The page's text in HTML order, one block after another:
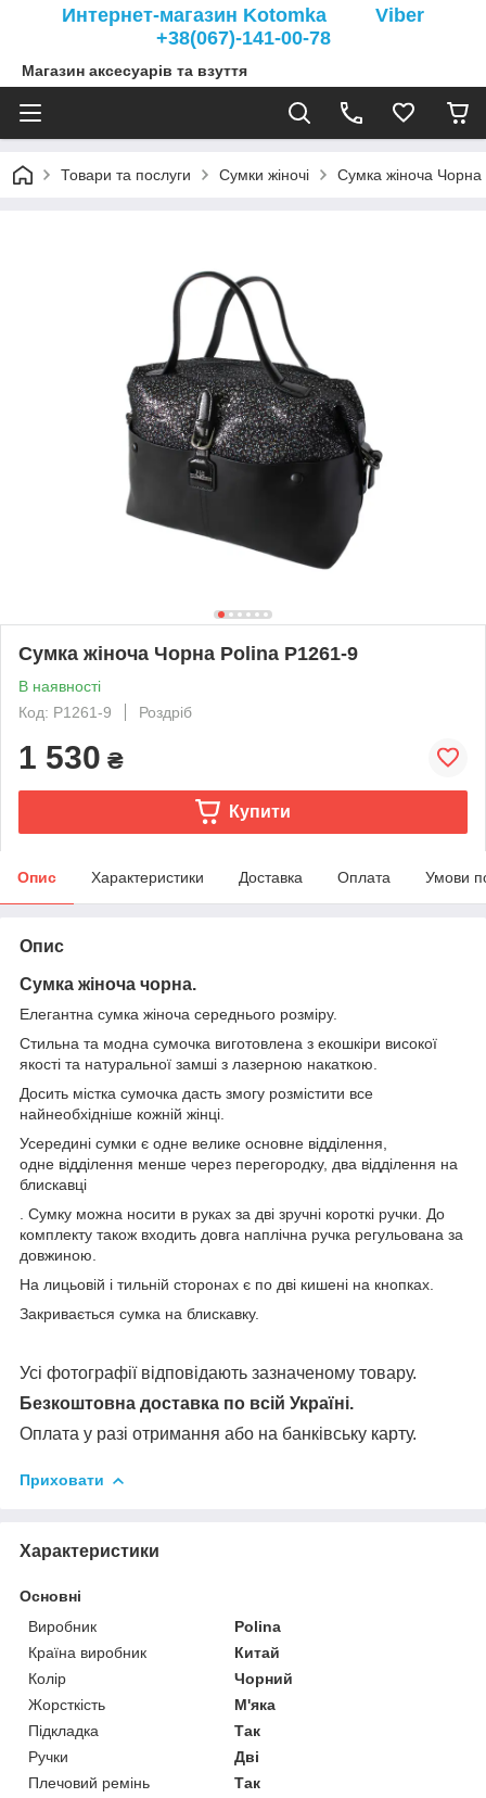
Интернет-магазин Kotomka Viber
+38(067)-141-00-78
Магазин аксесуарів та взуття
Товари та послуги Сумки жіночі Сумка жіноча
Сумка жіноча Чорна Polina P1261-9
В наявності
Код: P1261-9
Роздріб
1 530 ₴
Купити
Опис Характеристики Доставка Оплата Умови
Опис
Сумка жіноча чорна.
Елегантна сумка жіноча середнього розміру.
Стильна та модна сумочка виготовлена з екошкіри високої
якості та натуральної замші з лазерною накаткою.
Досить містка сумочка дасть змогу розмістити все
найнеобхідніше кожній жінці.
Усередині сумки є одне велике основне відділення,
одне відділення менше через перегородку, два відділення на
блискавці
. Сумку можна носити в руках за дві зручні короткі ручки. До
комплекту також входить довга наплічна ручка регульована за
довжиною.
На лицьовій і тильній сторонах є по дві кишені на кнопках.
Закривається сумка на блискавку.
Усі фотографії відповідають зазначеному товару.
Безкоштовна доставка по всій Україні.
Оплата у разі отримання або на банківську карту.
Приховати
Характеристики
Основні
Виробник
Polina
Країна виробник
Китай
Колір
Чорний
Жорсткість
М'яка
Підкладка
Так
Ручки
Дві
Плечовий ремінь
Так